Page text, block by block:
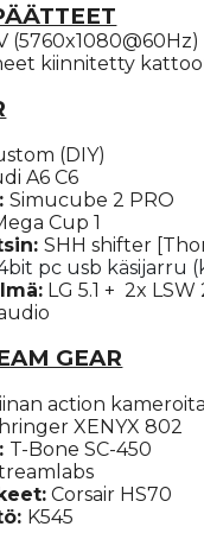
(5760x1080@60Hz)
kiinnitetty
(DIY)
A6 C6
Simucube 2 PRO
Cup 1
:SHH shifter
pc usb käsijarru
LG5.1 + 2x LSW
GEAR
action
XENYX 802
T-Bone SC-450
Corsair HS70
K545